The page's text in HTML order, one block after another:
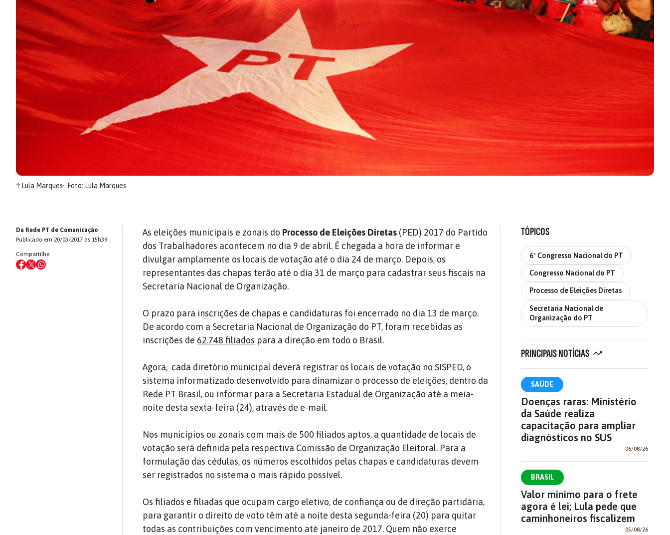
↑Lula Marques Foto: Lula Marques
Da Rede PT de Comunicação
Publicado em 20/03/2017 às 15h39
Compartilhe
As eleições municipais e zonais do Processo de Eleições Diretas (PED) 2017 do Partido
dos Trabalhadores acontecem no dia 9 de abril. É chegada a hora de informar e
divulgar amplamente os locais de votação até o dia 24 de março. Depois, os
representantes das chapas terão até o dia 31 de março para cadastrar seus fiscais na
Secretaria Nacional de Organização.
O prazo para inscrições de chapas e candidaturas foi encerrado no dia 13 de março.
De acordo com a Secretaria Nacional de Organização do PT, foram recebidas as
inscrições de 62.748 filiados para a direção em todo o Brasil.
Agora, cada diretório municipal deverá registrar os locais de votação no SISPED, o
sistema informatizado desenvolvido para dinamizar o processo de eleições, dentro da
Rede PT Brasil, ou informar para a Secretaria Estadual de Organização até a meia-
noite desta sexta-feira (24), através de e-mail.
Nos municípios ou zonais com mais de 500 filiados aptos, a quantidade de locais de
votação será definida pela respectiva Comissão de Organização Eleitoral. Para a
formulação das cédulas, os números escolhidos pelas chapas e candidaturas devem
ser registrados no sistema o mais rápido possível.
Os filiados e filiadas que ocupam cargo eletivo, de confiança ou de direção partidária,
para garantir o direito de voto têm até a noite desta segunda-feira (20) para quitar
todas as contribuições com vencimento até janeiro de 2017. Quem não exerce
TÓPICOS
6º Congresso Nacional do PT
Congresso Nacional do PT
Processo de Eleições Diretas
Secretaria Nacional de
Organização do PT
PRINCIPAIS NOTÍCIAS
SAÚDE
Doenças raras: Ministério
da Saúde realiza
capacitação para ampliar
diagnósticos no SUS
06/08/26
BRASIL
Valor mínimo para o frete
agora é lei; Lula pede que
caminhoneiros fiscalizem
05/08/26